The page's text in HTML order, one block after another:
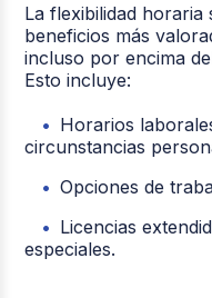
La flexibilidad
beneficios más
incluso por encima
Esto incluye:
Horarios
circunstancias
Opciones de
Licencias
especiales.